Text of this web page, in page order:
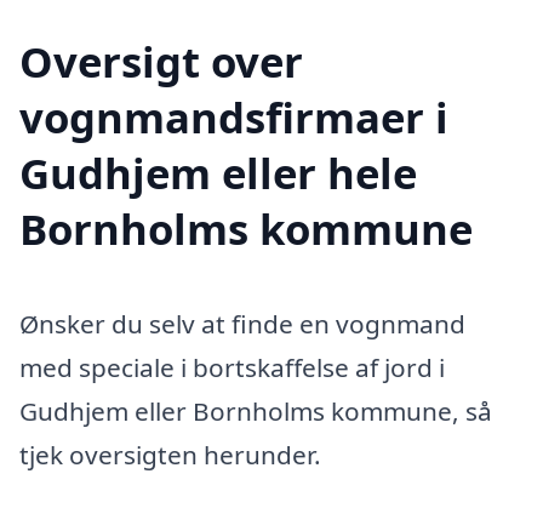
Oversigt over
vognmandsfirmaer i
Gudhjem eller hele
Bornholms kommune
Ønsker du selv at finde en vognmand
med speciale i bortskaffelse af jord i
Gudhjem eller Bornholms kommune, så
tjek oversigten herunder.